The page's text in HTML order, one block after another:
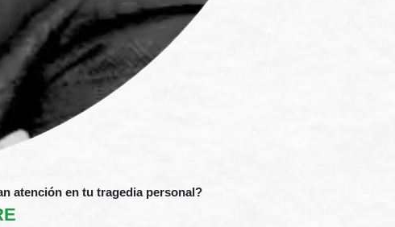
atención en tu tragedia personal?